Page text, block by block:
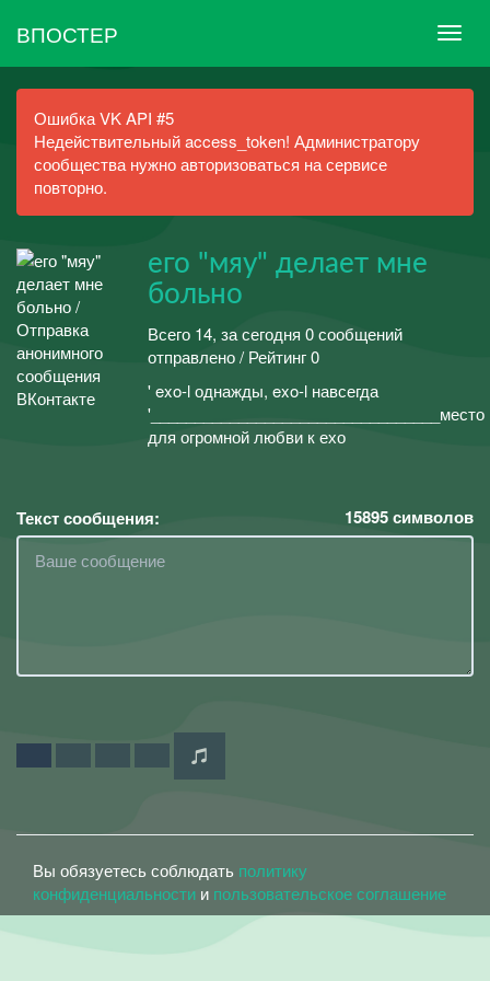
ВПОСТЕР
Ошибка VK API #5
Недействительный access_token! Администратору
сообщества нужно авторизоваться на сервисе
повторно.
его "мяу" делает мне
больно
Всего 14, за сегодня 0 сообщений
отправлено / Рейтинг 0
' exo-l однажды, exo-l навсегда
'_________________________________место
для огромной любви к ехо
Текст сообщения: 15895символов
Вы обязуетесь соблюдать политику
конфиденциальности и пользовательское соглашение